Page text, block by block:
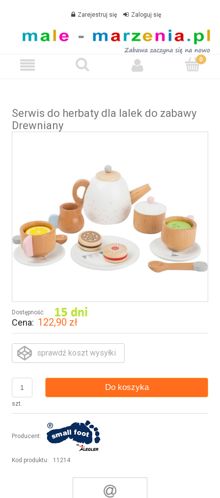
Zarejestruj się Zaloguj się
Serwis do herbaty dla lalek do zabawy
Drewniany
Dostępność:
Cena: 122,90 zł
sprawdź koszt wysyłki
szt.
Do koszyka
Producent:
Kod produktu: 11214